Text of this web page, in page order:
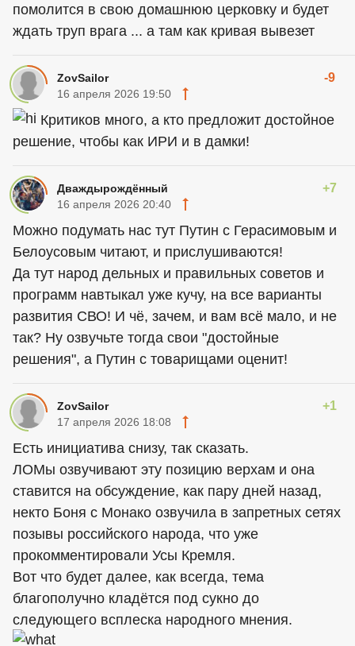
помолится в свою домашнюю церковку и будет
ждать труп врага ... а там как кривая вывезет
ZovSailor -9
16 апреля 2026 19:50
Критиков много, а кто предложит достойное
решение, чтобы как ИРИ и в дамки!
Дваждырождённый +7
16 апреля 2026 20:40
Можно подумать нас тут Путин с Герасимовым и
Белоусовым читают, и прислушиваются!
Да тут народ дельных и правильных советов и
программ навтыкал уже кучу, на все варианты
развития СВО! И чё, зачем, и вам всё мало, и не
так? Ну озвучьте тогда свои "достойные
решения", а Путин с товарищами оценит!
ZovSailor +1
17 апреля 2026 18:08
Есть инициатива снизу, так сказать.
ЛОМы озвучивают эту позицию верхам и она
ставится на обсуждение, как пару дней назад,
некто Боня с Монако озвучила в запретных сетях
позывы российского народа, что уже
прокомментировали Усы Кремля.
Вот что будет далее, как всегда, тема
благополучно кладётся под сукно до
следующего всплеска народного мнения.